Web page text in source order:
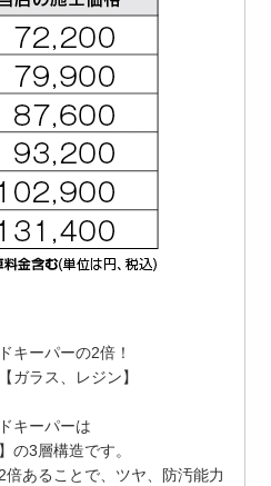
キーパーの2倍！
ガラス、レジン】
キーパーは
の3層構造です。
あることで、ツヤ、防汚能力